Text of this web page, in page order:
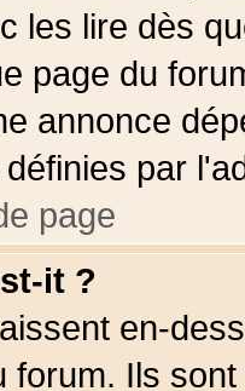
les lire dès
page du
annonce
par
page
it ?
en-
forum. Ils